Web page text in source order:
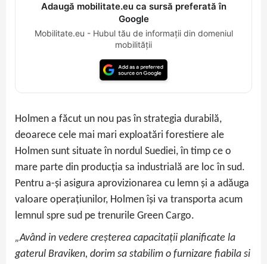
Adaugă mobilitate.eu ca sursă preferată în
Google
Mobilitate.eu - Hubul tău de informații din domeniul
mobilității
Holmen a făcut un nou pas în strategia durabilă,
deoarece cele mai mari exploatări forestiere ale
Holmen sunt situate în nordul Suediei, în timp ce o
mare parte din producția sa industrială are loc în sud.
Pentru a-și asigura aprovizionarea cu lemn și a adăuga
valoare operațiunilor, Holmen își va transporta acum
lemnul spre sud pe trenurile Green Cargo.
„Având in vedere creșterea capacitații planificate la
gaterul Braviken, dorim sa stabilim o furnizare fiabila si